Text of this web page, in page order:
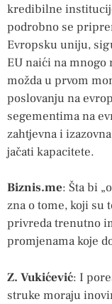
kredibilne
podrobno se
Evropsku uniju,
EU naići na mnogo
možda u prvom
poslovanju na
segementima na
zahtjevna i
jačati kapacitete.
Biznis.me: Šta bi
zna o tome, koji su
privreda trenutno
promjenama koje
Z. Vukićević: I
struke moraju